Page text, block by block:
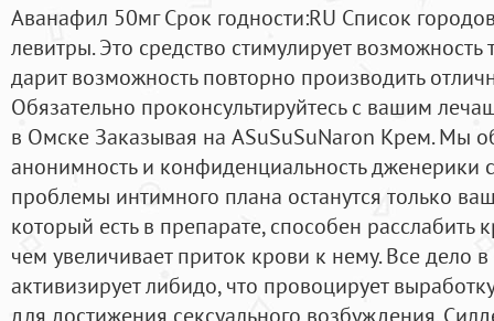
Аванафил 50мг Срок годности:RU Список
левитры. Это средство стимулирует
дарит возможность повторно производить
Обязательно проконсультируйтесь с вашим
в Омске Заказывая на ASuSuSuNaron Крем. Мы
анонимность и конфиденциальность дженерики
проблемы интимного плана останутся только
который есть в препарате, способен расслабить
чем увеличивает приток крови к нему. Все дело
активизирует либидо, что провоцирует
для достижения сексуального возбуждения.